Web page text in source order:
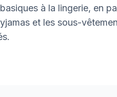
à la lingerie, en
et les sous-